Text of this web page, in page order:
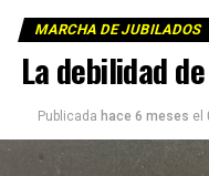
Sus carteles son cada
la salud,
que protestar x
un poco de jugo y un
antes del mediodía sale
provincia de Buenos
transporte para
es el 275 hasta la
tren Roca hasta la
MARCHA DE JUBILADOS
La debilidad
Publicada hace 6 meses el